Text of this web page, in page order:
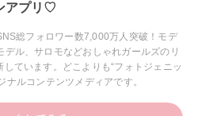
アプリ♡
総フォロワー数7,000万人突破！モデ
ル、サロモなどおしゃれガールズのリ
ています。どこよりも“フォトジェニッ
ナルコンテンツメディアです。